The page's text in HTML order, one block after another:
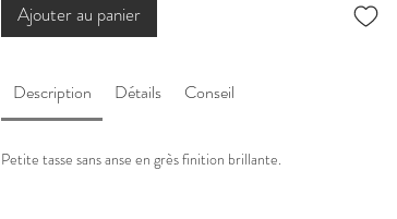
Ajouter au panier
Description Détails Conseil
Petite tasse sans anse en grès finition brillante.